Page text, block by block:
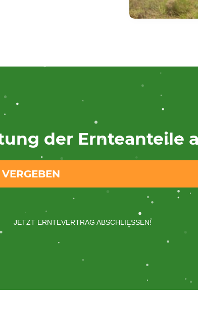
der Ernteanteile
JETZT ERNTEVERTRAG ABSCHLIESSEN!